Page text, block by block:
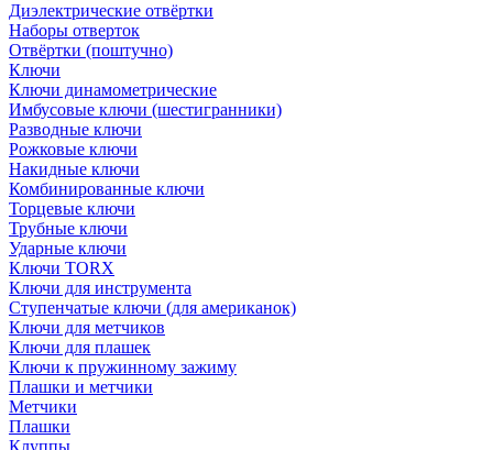
Диэлектрические отвёртки
Наборы отверток
Отвёртки (поштучно)
Ключи
Ключи динамометрические
Имбусовые ключи (шестигранники)
Разводные ключи
Рожковые ключи
Накидные ключи
Комбинированные ключи
Торцевые ключи
Трубные ключи
Ударные ключи
Ключи TORX
Ключи для инструмента
Ступенчатые ключи (для американок)
Ключи для метчиков
Ключи для плашек
Ключи к пружинному зажиму
Плашки и метчики
Метчики
Плашки
Клуппы